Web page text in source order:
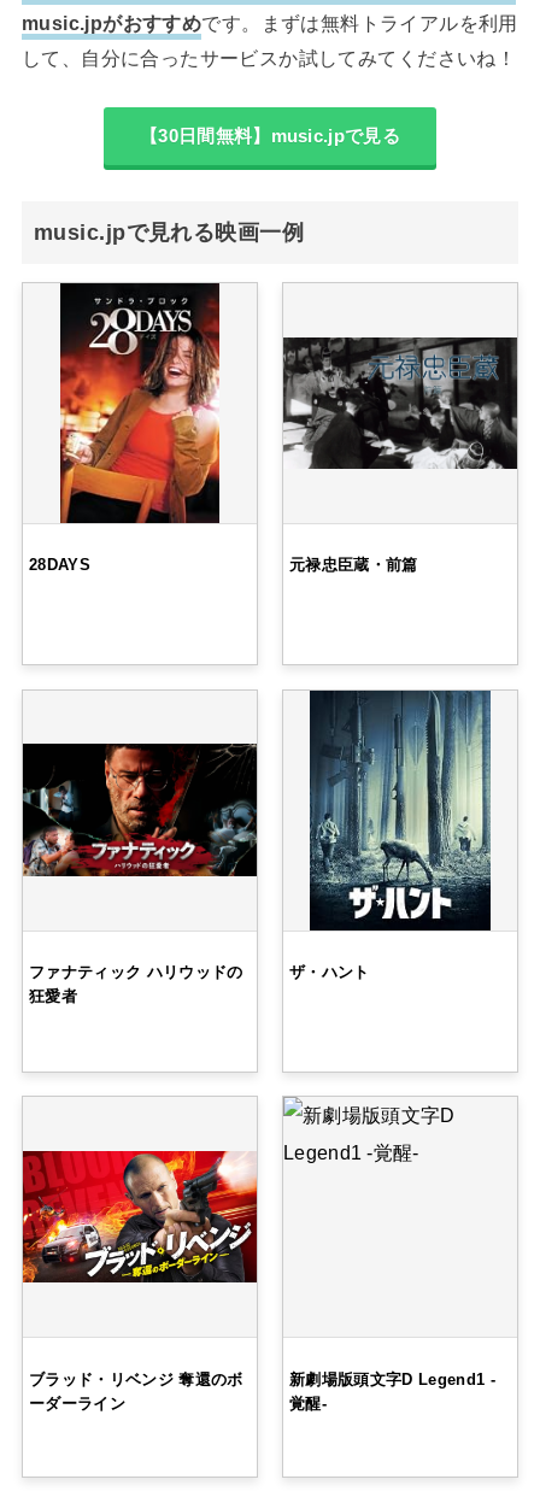
music.jpがおすすめです。まずは無料トライアルを利用
して、自分に合ったサービスか試してみてくださいね！
【30日間無料】music.jpで見る
music.jpで見れる映画一例
28DAYS 元禄忠臣蔵・前篇
ファナティック ハリウッドの
狂愛者
ザ・ハント
ブラッド・リベンジ 奪還のボ
ーダーライン
新劇場版頭文字D Legend1 -
覚醒-